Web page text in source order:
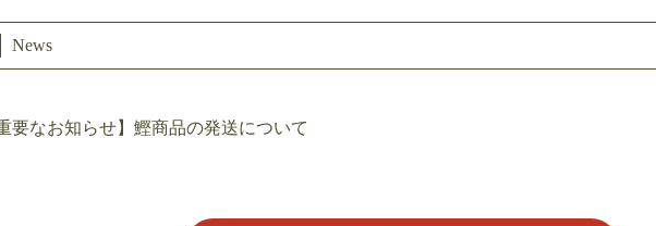
News
重要なお知らせ】鰹商品の発送について